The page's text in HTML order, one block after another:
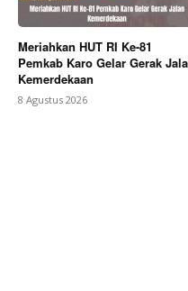
Meriahkan HUT RI Ke-81
Pemkab Karo Gelar Gerak
Kemerdekaan
8 Agustus 2026